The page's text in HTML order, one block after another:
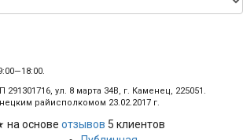
ул. 8 марта 34В, г. Каменец, 225051.
райисполкомом 23.02.2017 г.
основе отзывов 5 клиентов